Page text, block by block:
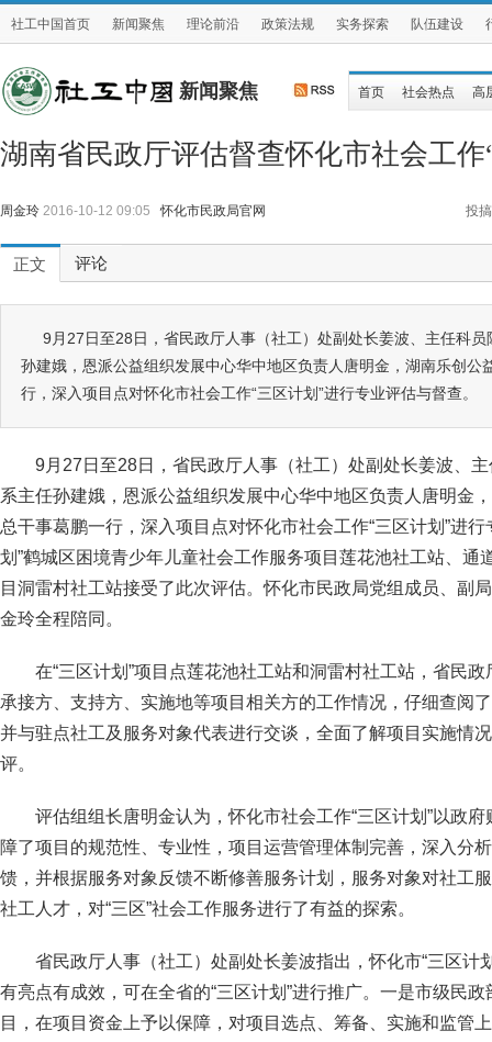
社工中国首页 新闻聚焦 理论前沿 政策法规 实务探索 队伍建设
新闻聚焦 首页 社会热点 高
湖南省民政厅评估督查怀化市社会工作
周金玲 2016-10-12 09:05 怀化市民政局官网 投搞
正文 评论
9月27日至28日，省民政厅人事（社工）处副处长姜波、主任科
孙建娥，恩派公益组织发展中心华中地区负责人唐明金，湖南乐创公
行，深入项目点对怀化市社会工作“三区计划”进行专业评估与督查。
9月27日至28日，省民政厅人事（社工）处副处长姜波、
系主任孙建娥，恩派公益组织发展中心华中地区负责人唐明金
总干事葛鹏一行，深入项目点对怀化市社会工作“三区计划”进
划”鹤城区困境青少年儿童社会工作服务项目莲花池社工站、通
目洞雷村社工站接受了此次评估。怀化市民政局党组成员、副
金玲全程陪同。
在“三区计划”项目点莲花池社工站和洞雷村社工站，省民
承接方、支持方、实施地等项目相关方的工作情况，仔细查阅
并与驻点社工及服务对象代表进行交谈，全面了解项目实施情
评。
评估组组长唐明金认为，怀化市社会工作“三区计划”以政
障了项目的规范性、专业性，项目运营管理体制完善，深入分
馈，并根据服务对象反馈不断修善服务计划，服务对象对社工
社工人才，对“三区”社会工作服务进行了有益的探索。
省民政厅人事（社工）处副处长姜波指出，怀化市“三区计
有亮点有成效，可在全省的“三区计划”进行推广。一是市级民
目，在项目资金上予以保障，对项目选点、筹备、实施和监管